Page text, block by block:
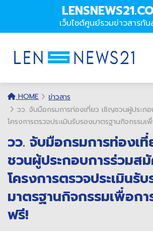
เว็บไซต์ศูนย์รวมข่าวสารทั
HOME
ข่าวสาร
วว. จับมือกรมการท่องเที่ยว เชิญชวนผู้ประก
โครงการตรวจประเมินรับรองมาตรฐานกิจกรรม
วว. จับมือกรมการท่องเ
ชวนผู้ประกอบการร่วมส
โครงการตรวจประเมินรั
มาตรฐานกิจกรรมเพื่อก
ฟรี!